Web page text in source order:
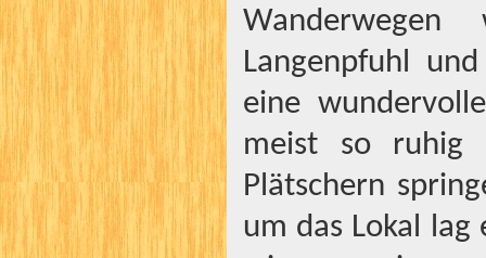
Langenpfuhl
eine
meist so ruhig
Plätschern
um das Lokal